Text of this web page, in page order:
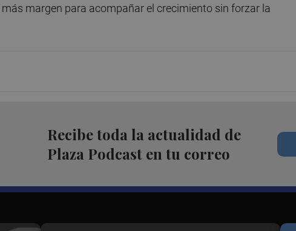
margen para acompañar el crecimiento sin forzar la
Recibe toda la actualidad de
Plaza Podcast en tu correo